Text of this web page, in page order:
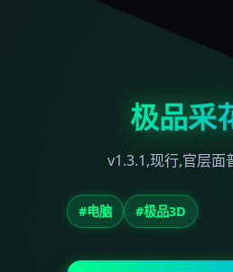
极品采
v1.3.1,现行,官层面
#电脑 #极品3D